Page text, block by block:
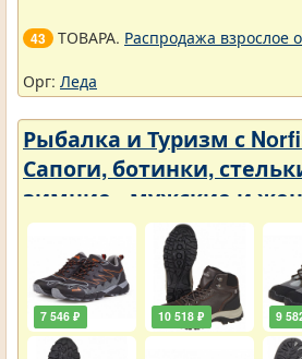
43 ТОВАРА. Распродажа взрослое
Орг: Леда
Рыбалка и Туризм с
Сапоги, ботинки,
зимние - мужские и
7 546 ₽ 10 518 ₽ 9